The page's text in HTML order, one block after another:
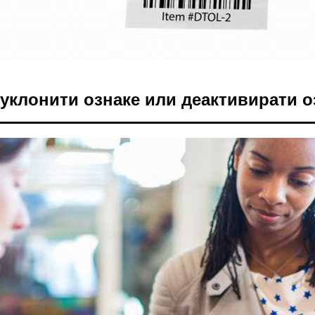
ознаке или деактивирати